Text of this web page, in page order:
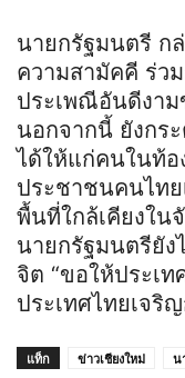
นายกรัฐมนตรี ก
ความสามัคคี ร่ว
ประเพณีอันดีงา
นอกจากนี้ ยังกร
ได้ให้แก่คนในท้
ประชาชนคนไท
พื้นที่ใกล้เคียงใน
นายกรัฐมนตรียัง
จิต “ขอให้ประเ
ประเทศไทยเจริ
แท็ก ข่าวเชียงใหม่ น